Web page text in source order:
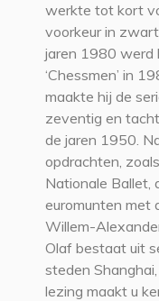
werkte tot kort
voorkeur in
jaren 1980 werd
‘Chessmen’ in
maakte hij de
zeventig en
de jaren 1950.
opdrachten,
Nationale Ballet,
euromunten met
Willem-
Olaf bestaat uit
steden
lezing maakt u